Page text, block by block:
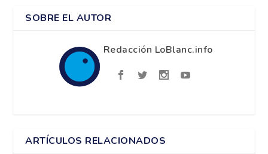
SOBRE EL AUTOR
Redacción LoBlanc.info
ARTÍCULOS RELACIONADOS